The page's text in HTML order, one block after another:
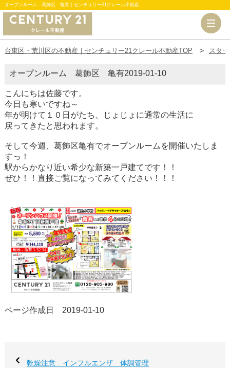
オープンルーム 葛飾区 亀有｜センチュリー21クレール不動産
台東区・荒川区の不動産｜センチュリー21クレール不動産TOP スタ
オープンルーム 葛飾区 亀有2019-01-10
こんにちは佐藤です。
今日も寒いですね～
年が明けて１０日がたち、じょじょに通常の生活に
戻ってきたと思われます。
そして今週、葛飾区亀有でオープンルームを開催いたしま
すっ！
駅からかなり近い希少な新築一戸建てです！！
ぜひ！！直接ご覧になってみてください！！！
ページ作成日 2019-01-10
乾燥注意 インフルエンザ 体調管理